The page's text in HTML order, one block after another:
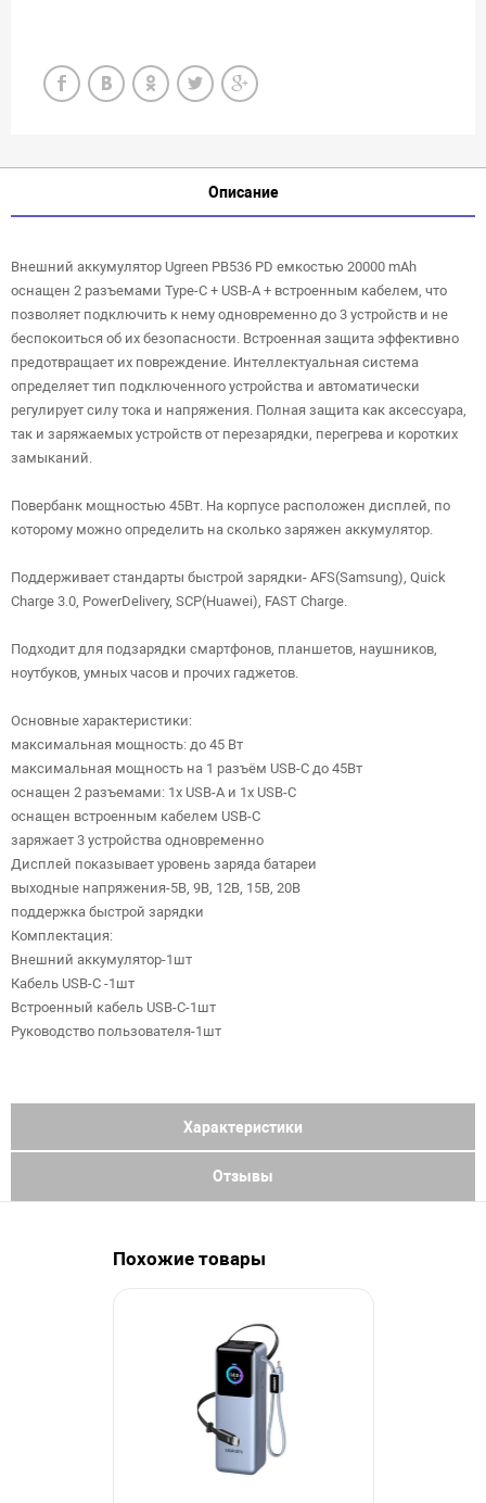
Описание
Внешний аккумулятор Ugreen PB536 PD емкостью 20000 mAh
оснащен 2 разъемами Type-C + USB-A + встроенным кабелем, что
позволяет подключить к нему одновременно до 3 устройств и не
беспокоиться об их безопасности. Встроенная защита эффективно
предотвращает их повреждение. Интеллектуальная система
определяет тип подключенного устройства и автоматически
регулирует силу тока и напряжения. Полная защита как аксессуара,
так и заряжаемых устройств от перезарядки, перегрева и коротких
замыканий.
Повербанк мощностью 45Вт. На корпусе расположен дисплей, по
которому можно определить на сколько заряжен аккумулятор.
Поддерживает стандарты быстрой зарядки- AFS(Samsung), Quick
Charge 3.0, PowerDelivery, SCP(Huawei), FAST Charge.
Подходит для подзарядки смартфонов, планшетов, наушников,
ноутбуков, умных часов и прочих гаджетов.
Основные характеристики:
максимальная мощность: до 45 Вт
максимальная мощность на 1 разъём USB-C до 45Вт
оснащен 2 разъемами: 1х USB-A и 1х USB-C
оснащен встроенным кабелем USB-C
заряжает 3 устройства одновременно
Дисплей показывает уровень заряда батареи
выходные напряжения-5В, 9В, 12В, 15В, 20В
поддержка быстрой зарядки
Комплектация:
Внешний аккумулятор-1шт
Кабель USB-C -1шт
Встроенный кабель USB-C-1шт
Руководство пользователя-1шт
Характеристики
Отзывы
Похожие товары